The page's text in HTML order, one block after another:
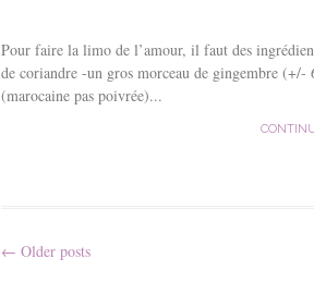
Pour faire la limo de l’amour, il faut des
de coriandre -un gros morceau de gingembre
(marocaine pas poivrée)...
← Older posts